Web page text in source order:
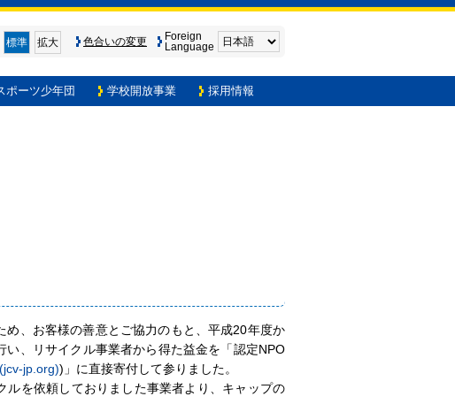
標準 拡大 色合いの変更
Foreign
Language
ポーツ少年団 学校開放事業 採用情報
、お客様の善意とご協力のもと、平成20年度か
、リサイクル事業者から得た益金を「認定NPO
jp.org))」に直接寄付して参りました。
を依頼しておりました事業者より、キャップの